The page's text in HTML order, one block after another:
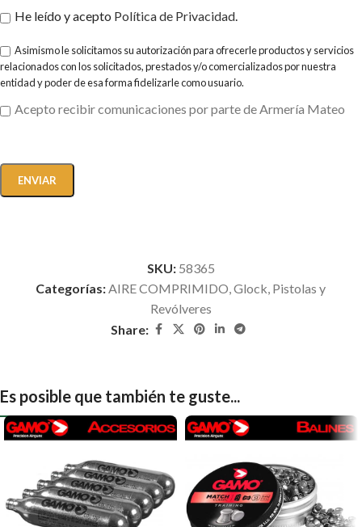
He leído y acepto Política de Privacidad.
Asimismo le solicitamos su autorización para ofrecerle productos y servicios
relacionados con los solicitados, prestados y/o comercializados por nuestra
entidad y poder de esa forma fidelizarle como usuario.
Acepto recibir comunicaciones por parte de Armería Mateo
SKU: 58365
Categorías:AIRE COMPRIMIDO,Glock, Pistolas y
Revólveres
Share:
Es posible que también te guste...